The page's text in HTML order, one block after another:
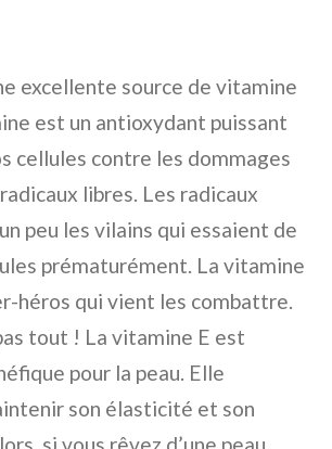
excellente source de vitamine
est un antioxydant puissant
cellules contre les dommages
libres. Les radicaux
peu les vilains qui essaient de
prématurément. La vitamine
héros qui vient les combattre.
tout ! La vitamine E est
pour la peau. Elle
son élasticité et son